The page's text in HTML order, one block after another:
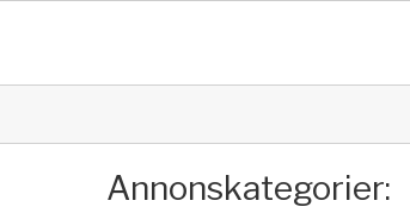
Annonskategorier: